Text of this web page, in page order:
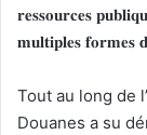
𝐫𝐞𝐬𝐬𝐨𝐮𝐫𝐜𝐞𝐬
𝐦𝐮𝐥𝐭𝐢𝐩𝐥𝐞𝐬 𝐟𝐨𝐫𝐦𝐞𝐬
Tout au long de
Douanes a su